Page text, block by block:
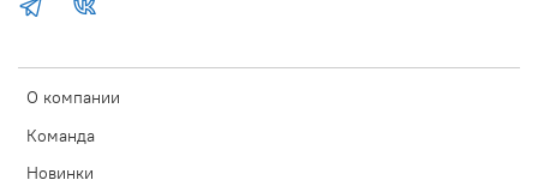
О компании
Команда
Новинки